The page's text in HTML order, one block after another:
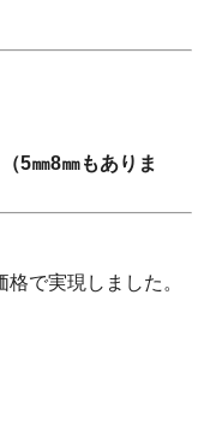
5㎜8㎜もありま
で実現しました。